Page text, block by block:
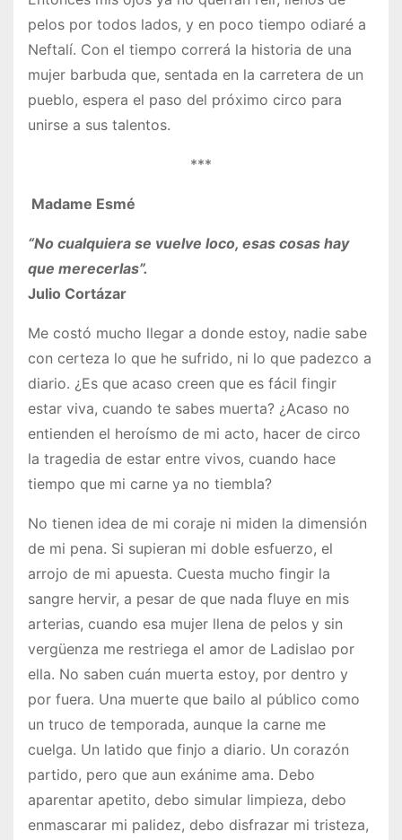
pelos por todos lados, y en poco tiempo odiaré a
Neftalí. Con el tiempo correrá la historia de una
mujer barbuda que, sentada en la carretera de un
pueblo, espera el paso del próximo circo para
unirse a sus talentos.
***
Madame Esmé
“No cualquiera se vuelve loco, esas cosas hay
que merecerlas”.
Julio Cortázar
Me costó mucho llegar a donde estoy, nadie sabe
con certeza lo que he sufrido, ni lo que padezco a
diario. ¿Es que acaso creen que es fácil fingir
estar viva, cuando te sabes muerta? ¿Acaso no
entienden el heroísmo de mi acto, hacer de circo
la tragedia de estar entre vivos, cuando hace
tiempo que mi carne ya no tiembla?
No tienen idea de mi coraje ni miden la dimensión
de mi pena. Si supieran mi doble esfuerzo, el
arrojo de mi apuesta. Cuesta mucho fingir la
sangre hervir, a pesar de que nada fluye en mis
arterias, cuando esa mujer llena de pelos y sin
vergüenza me restriega el amor de Ladislao por
ella. No saben cuán muerta estoy, por dentro y
por fuera. Una muerte que bailo al público como
un truco de temporada, aunque la carne me
cuelga. Un latido que finjo a diario. Un corazón
partido, pero que aun exánime ama. Debo
aparentar apetito, debo simular limpieza, debo
enmascarar mi palidez, debo disfrazar mi tristeza,